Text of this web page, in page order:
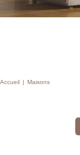
Accueil Maisons